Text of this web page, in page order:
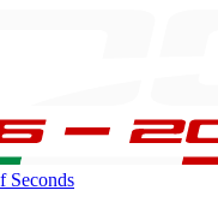
Seconds